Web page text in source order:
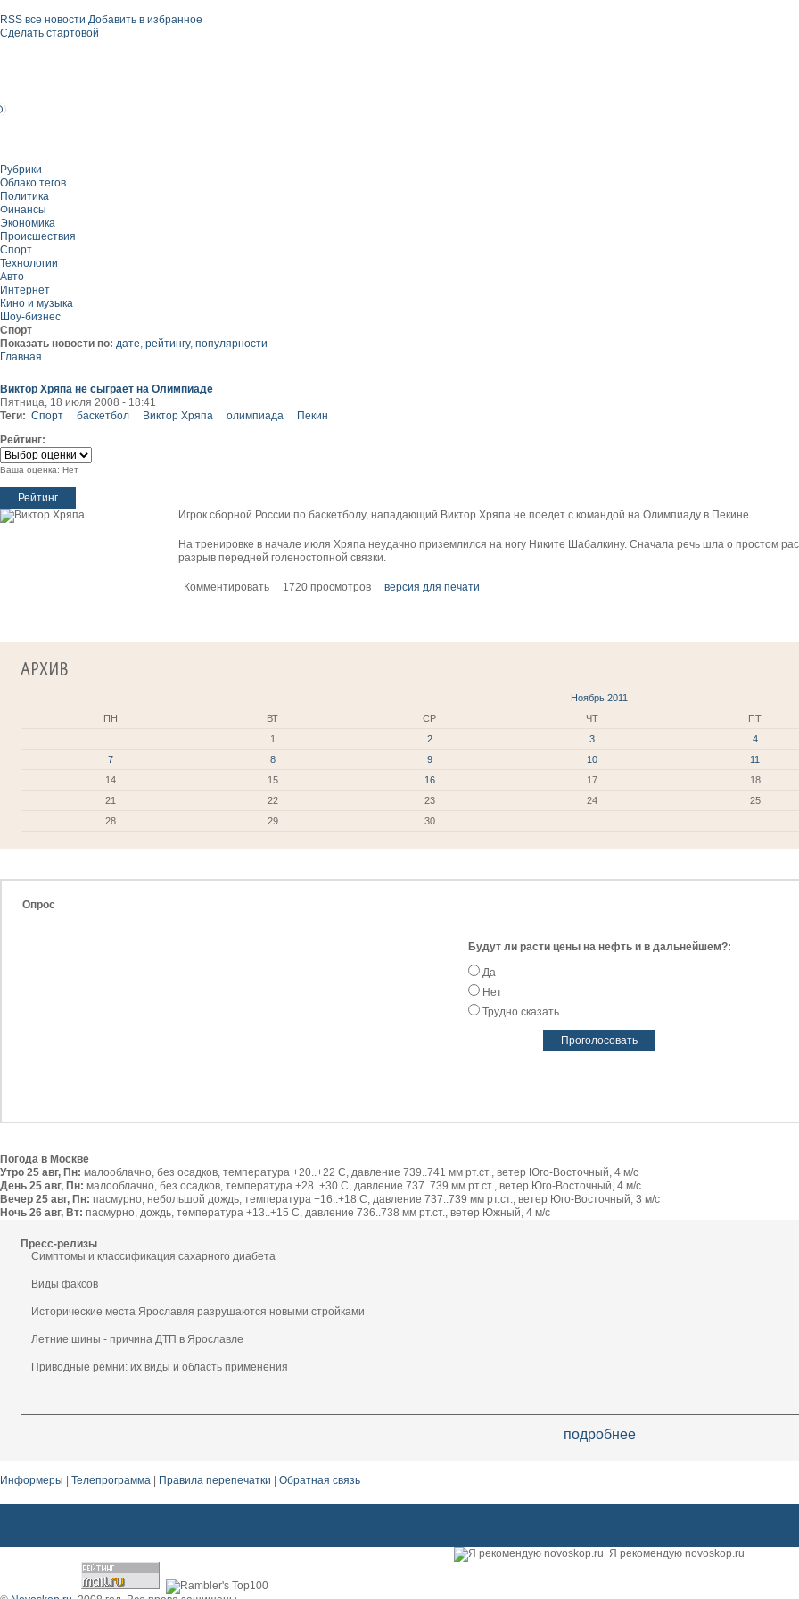
RSS все новости Добавить в избранное
Сделать стартовой
Рубрики
Облако тегов
Политика
Финансы
Экономика
Происшествия
Спорт
Технологии
Авто
Интернет
Кино и музыка
Шоу-бизнес
Спорт
Показать новости по: дате, рейтингу, популярности
Главная
Виктор Хряпа не сыграет на Олимпиаде
Пятница, 18 июля 2008 - 18:41
Теги: Спорт баскетбол Виктор Хряпа олимпиада
Пекин
Рейтинг:
Ваша оценка: Нет
Игрок сборной России по баскетболу, нападающий Виктор Хряпа не поедет с командой на Олимпиаду в Пекине.
На тренировке в начале июля Хряпа неудачно приземлился на ногу Никите Шабалкину. Сначала речь шла о простом
разрыв передней голеностопной связки.
Комментировать 1720 просмотров версия для печати
АРХИВ
Ноябрь 2011
ПН
ВТ СР ЧТ ПТ
1
2 3 4
7
8 9 10 11
14
15 16 17 18
21
22 23 24 25
28
29 30
Опрос
Будут ли расти цены на нефть и в дальнейшем?:
Да
Нет
Трудно сказать
Погода в Москве
Утро 25 авг, Пн: малооблачно, без осадков, температура +20..+22 С, давление 739..741 мм рт.ст., ветер Юго-Восточный, 4 м/с
День 25 авг, Пн: малооблачно, без осадков, температура +28..+30 С, давление 737..739 мм рт.ст., ветер Юго-Восточный, 4 м/с
Вечер 25 авг, Пн: пасмурно, небольшой дождь, температура +16..+18 С, давление 737..739 мм рт.ст., ветер Юго-Восточный, 3 м/с
Ночь 26 авг, Вт: пасмурно, дождь, температура +13..+15 С, давление 736..738 мм рт.ст., ветер Южный, 4 м/с
Пресс-релизы
Симптомы и классификация сахарного диабета
Виды факсов
Исторические места Ярославля разрушаются новыми стройками
Летние шины - причина ДТП в Ярославле
Приводные ремни: их виды и область применения
подробнее
Информеры Телепрограмма Правила перепечатки Обратная связь
Я рекомендую novoskop.ru